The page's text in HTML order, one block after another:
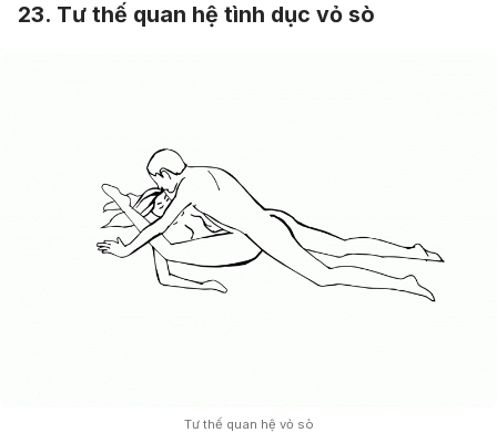
23. Tư thế quan hệ tình dục vỏ sò
Tư thế quan hệ vỏ sò